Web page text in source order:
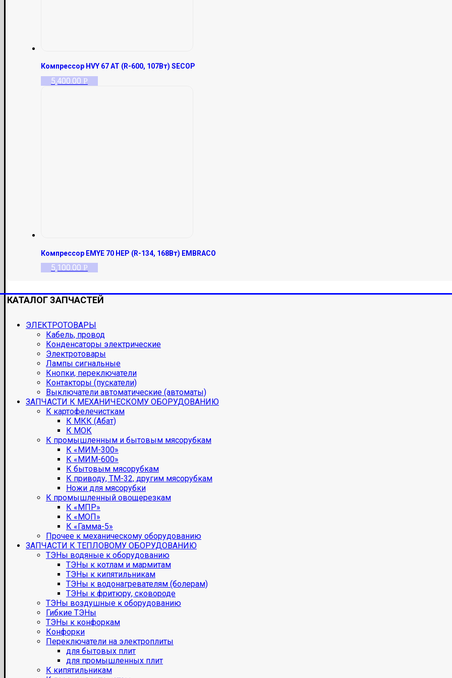
Компрессор HVY 67 AT (R-600, 107Вт) SECOP
5,400.00 Р
Компрессор EMYE 70 HEP (R-134, 168Вт) EMBRACO
5,100.00 Р
КАТАЛОГ ЗАПЧАСТЕЙ
ЭЛЕКТРОТОВАРЫ
Кабель, провод
Конденсаторы электрические
Электротовары
Лампы сигнальные
Кнопки, переключатели
Контакторы (пускатели)
Выключатели автоматические (автоматы)
ЗАПЧАСТИ К МЕХАНИЧЕСКОМУ ОБОРУДОВАНИЮ
К картофелечисткам
К МКК (Абат)
К МОК
К промышленным и бытовым мясорубкам
К «МИМ-300»
К «МИМ-600»
К бытовым мясорубкам
К приводу, ТМ-32, другим мясорубкам
Ножи для мясорубки
К промышленный овощерезкам
К «МПР»
К «МОП»
К «Гамма-5»
Прочее к механическому оборудованию
ЗАПЧАСТИ К ТЕПЛОВОМУ ОБОРУДОВАНИЮ
ТЭНы водяные к оборудованию
ТЭНы к котлам и мармитам
ТЭНы к кипятильникам
ТЭНы к водонагревателям (болерам)
ТЭНы к фритюру, сковороде
ТЭНы воздушные к оборудованию
Гибкие ТЭНы
ТЭНы к конфоркам
Конфорки
Переключатели на электроплиты
для бытовых плит
для промышленных плит
К кипятильникам